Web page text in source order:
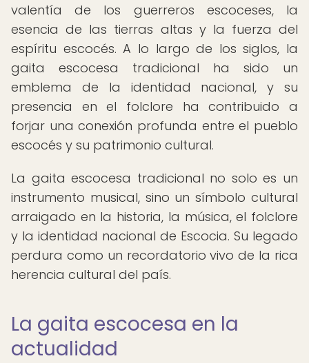
valentía de los guerreros escoceses, la
esencia de las tierras altas y la fuerza del
espíritu escocés. A lo largo de los siglos, la
gaita escocesa tradicional ha sido un
emblema de la identidad nacional, y su
presencia en el folclore ha contribuido a
forjar una conexión profunda entre el pueblo
escocés y su patrimonio cultural.
La gaita escocesa tradicional no solo es un
instrumento musical, sino un símbolo cultural
arraigado en la historia, la música, el folclore
y la identidad nacional de Escocia. Su legado
perdura como un recordatorio vivo de la rica
herencia cultural del país.
La gaita escocesa en la
actualidad